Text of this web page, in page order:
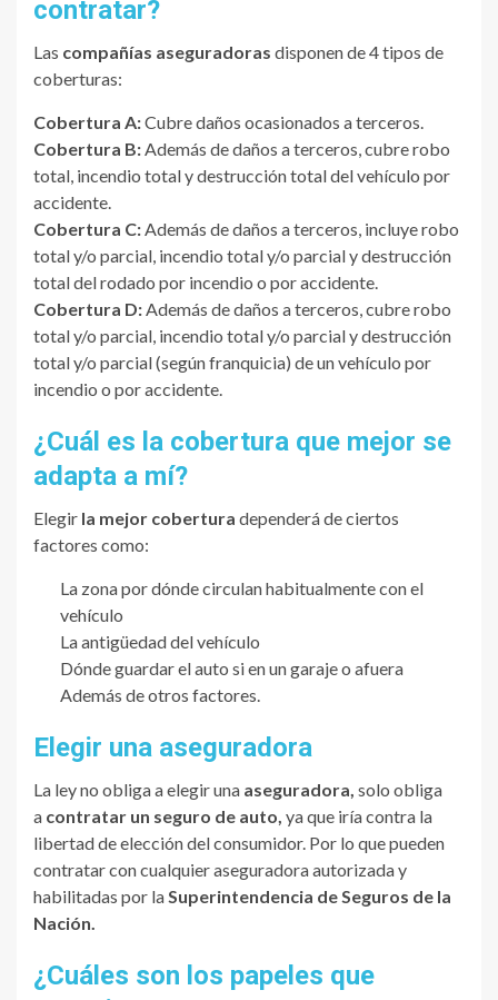
contratar?
Las compañías aseguradoras disponen de 4 tipos de
coberturas:
Cobertura A:Cubre daños ocasionados a terceros.
Cobertura B:Además de daños a terceros, cubre robo
total, incendio total y destrucción total del vehículo por
accidente.
Cobertura C:Además de daños a terceros, incluye robo
total y/o parcial, incendio total y/o parcial y destrucción
total del rodado por incendio o por accidente.
Cobertura D:Además de daños a terceros, cubre robo
total y/o parcial, incendio total y/o parcial y destrucción
total y/o parcial (según franquicia) de un vehículo por
incendio o por accidente.
¿Cuál es la cobertura que mejor se
adapta a mí?
Elegir la mejor cobertura dependerá de ciertos
factores como:
La zona por dónde circulan habitualmente con el
vehículo
La antigüedad del vehículo
Dónde guardar el auto si en un garaje o afuera
Además de otros factores.
Elegir una aseguradora
La ley no obliga a elegir una aseguradora, solo obliga
a contratar un seguro de auto, ya que iría contra la
libertad de elección del consumidor. Por lo que pueden
contratar con cualquier aseguradora autorizada y
habilitadas por laSuperintendencia de Seguros de la
Nación.
¿Cuáles son los papeles que